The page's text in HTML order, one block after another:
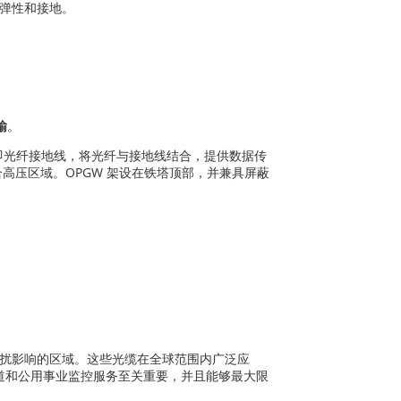
性和接地。
。
纤接地线，将光纤与接地线结合，提供数据传
压区域。OPGW 架设在铁塔顶部，并兼具屏蔽
影响的区域。这些光缆在全球范围内广泛应
公用事业监控服务至关重要，并且能够最大限